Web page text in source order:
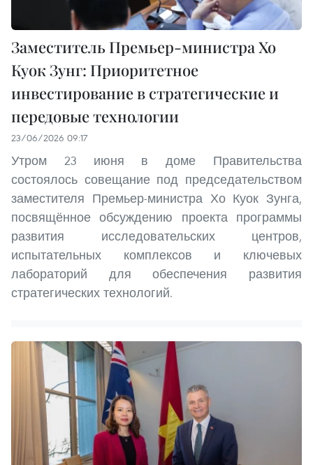
Заместитель Премьер-министра Хо
Куок Зунг: Приоритетное
инвестирование в стратегические и
передовые технологии
23/06/2026 09:17
Утром 23 июня в доме Правительства
состоялось совещание под председательством
заместителя Премьер-министра Хо Куок Зунга,
посвящённое обсуждению проекта программы
развития исследовательских центров,
испытательных комплексов и ключевых
лабораторий для обеспечения развития
стратегических технологий.